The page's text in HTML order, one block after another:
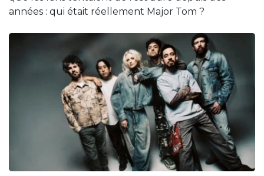
années : qui était réellement Major Tom ?